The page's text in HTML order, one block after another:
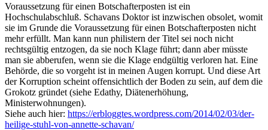
Voraussetzung für einen Botschafterposten ist ein
Hochschulabschluß. Schavans Doktor ist inzwischen obsolet, womit
sie im Grunde die Voraussetzung für einen Botschafterposten nicht
mehr erfüllt. Man kann nun philistern der Titel sei noch nicht
rechtsgültig entzogen, da sie noch Klage führt; dann aber müsste
man sie abberufen, wenn sie die Klage endgültig verloren hat. Eine
Behörde, die so vorgeht ist in meinen Augen korrupt. Und diese Art
der Korruption scheint offensichtlich der Boden zu sein, auf dem die
Grokotz gründet (siehe Edathy, Diätenerhöhung,
Ministerwohnungen).
Siehe auch hier: https://erbloggtes.wordpress.com/2014/02/03/der-
heilige-stuhl-von-annette-schavan/